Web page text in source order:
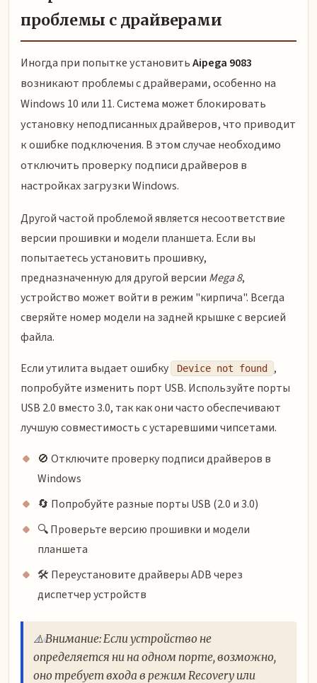
проблемы с драйверами
Иногда при попытке установитьAipega 9083
возникают проблемы с драйверами, особенно на
Windows 10 или 11. Система может блокировать
установку неподписанных драйверов, что приводит
к ошибке подключения. В этом случае необходимо
отключить проверку подписи драйверов в
настройках загрузки Windows.
Другой частой проблемой является несоответствие
версии прошивки и модели планшета. Если вы
попытаетесь установить прошивку,
предназначенную для другой версии Mega 8,
устройство может войти в режим "кирпича". Всегда
сверяйте номер модели на задней крышке с версией
файла.
Если утилита выдает ошибку
Device not found
,
попробуйте изменить порт USB. Используйте порты
USB 2.0 вместо 3.0, так как они часто обеспечивают
лучшую совместимость с устаревшими чипсетами.
🚫 Отключите проверку подписи драйверов в
Windows
🔄 Попробуйте разные порты USB (2.0 и 3.0)
🔍 Проверьте версию прошивки и модели
планшета
🛠 Переустановите драйверы ADB через
диспетчер устройств
⚠️ Внимание: Если устройство не
определяется ни на одном порте, возможно,
оно требует входа в режим Recovery или